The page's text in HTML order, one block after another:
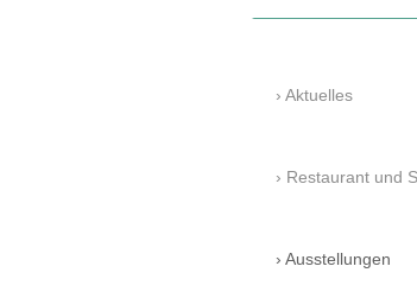
Aktuelles
Restaurant und
Ausstellungen